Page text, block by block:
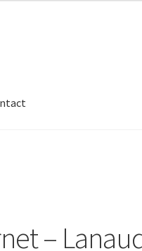
–